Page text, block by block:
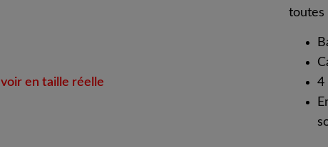
voir en taille réelle
toutes
4